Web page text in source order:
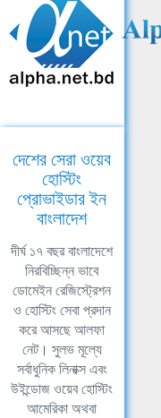
দেশের সেরা ওয়েব
হোস্টিং
প্রোভাইডার ইন
বাংলাদেশ
দীর্ঘ ১৭ বছর বাংলাদেশে
নিরবিচ্ছিন্ন ভাবে
ডোমেইন রেজিস্ট্রেশন
ও হোস্টিং সেবা প্রদান
করে আসছে আলফা
নেট। সুলভ মূল্যে
সর্বাধুনিক লিনাক্স এবং
উইন্ডোজ ওয়েব হোস্টিং
আমেরিকা অথবা